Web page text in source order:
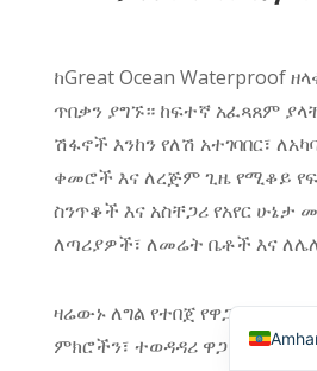
ከGreat Ocean Waterproof
ጥበቃን ያግኙ። ከፍተኛ አፈጻጸም
ሽፋኖች እንከን የለሽ አተገባበር፣
ቀመሮች እና ለረጅም ጊዜ የሚቆይ
ስንጥቆች እና አስቸጋሪ የአየር ሁኔታ
ለጣሪያዎች፣ ለመሬት ቤቶች እና
ዛሬውኑ ለግል የተበጀ የዋጋ ዝርዝር
ምክሮችን፣ ተወዳዳሪ ዋጋ እና ነጻ